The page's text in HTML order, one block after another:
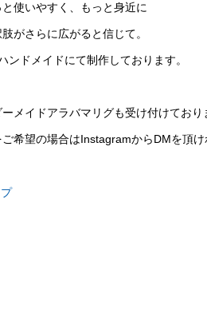
使いやすく、もっと身近に
がさらに広がると信じて。
ンドメイドにて制作しております。
メイドアラバマリグも受け付けており
希望の場合はInstagramからDMを頂